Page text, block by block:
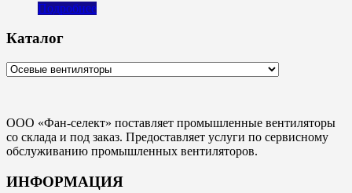
Подробнее
Каталог
ООО «Фан-селект» поставляет промышленные вентиляторы
со склада и под заказ. Предоставляет услуги по сервисному
обслуживанию промышленных вентиляторов.
ИНФОРМАЦИЯ